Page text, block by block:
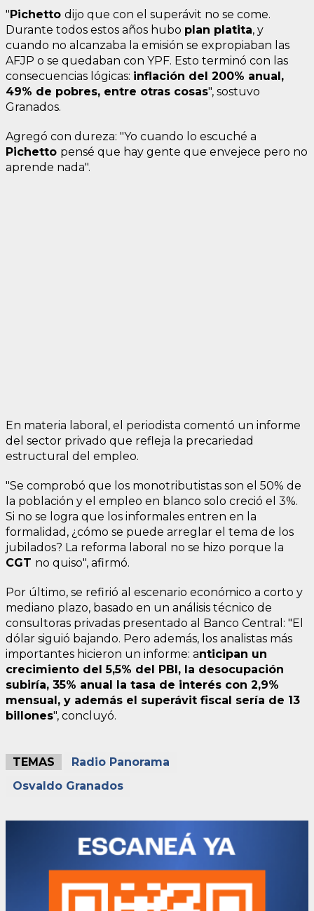
"Pichetto dijo que con el superávit no se come.
Durante todos estos años hubo plan platita, y
cuando no alcanzaba la emisión se expropiaban las
AFJP o se quedaban con YPF. Esto terminó con las
consecuencias lógicas: inflación del 200% anual,
49% de pobres, entre otras cosas", sostuvo
Granados.
Agregó con dureza: "Yo cuando lo escuché a
Pichetto pensé que hay gente que envejece pero no
aprende nada".
En materia laboral, el periodista comentó un informe
del sector privado que refleja la precariedad
estructural del empleo.
"Se comprobó que los monotributistas son el 50% de
la población y el empleo en blanco solo creció el 3%.
Si no se logra que los informales entren en la
formalidad, ¿cómo se puede arreglar el tema de los
jubilados? La reforma laboral no se hizo porque la
CGT no quiso", afirmó.
Por último, se refirió al escenario económico a corto y
mediano plazo, basado en un análisis técnico de
consultoras privadas presentado al Banco Central: "El
dólar siguió bajando. Pero además, los analistas más
importantes hicieron un informe: anticipan un
crecimiento del 5,5% del PBI, la desocupación
subiría, 35% anual la tasa de interés con 2,9%
mensual, y además el superávit fiscal sería de 13
billones", concluyó.
TEMAS
Radio Panorama
Osvaldo Granados